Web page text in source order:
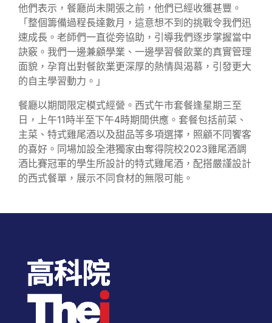
他們表示，餐廳尚未開張之前，他們已經收獲甚豐。
「整個籌備過程長達數月，這意想不到的挑戰令我們迅
速成長。老師們一直從旁協助，引導我們逐步掌握當中
訣竅。我們一邊兼顧學業、一邊學習餐飲業的真實管理
面貌，孕育出對餐飲業更深厚的熱情與渴慕，引發更大
的自主學習動力。」
餐廳以期間限定模式經營。西式午市套餐逢星期三至
日，上午11時半至下午4時期間供應。套餐包括前菜、
主菜、特式雞尾酒以及甜品等多項選擇，照顧不同饗客
的喜好。同場加設全港獨家由奪得院校2023雞尾酒調
酒比賽冠軍的學生所設計的特式雞尾酒，配搭嚴謹設計
的西式餐單，展示不同食材的無限可能。